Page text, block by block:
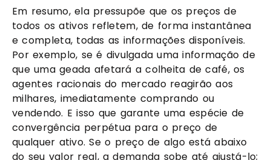
Em resumo, ela pressupõe que os preços de
todos os ativos refletem, de forma instantânea
e completa, todas as informações disponíveis.
Por exemplo, se é divulgada uma informação de
que uma geada afetará a colheita de café, os
agentes racionais do mercado reagirão aos
milhares, imediatamente comprando ou
vendendo. E isso que garante uma espécie de
convergência perpétua para o preço de
qualquer ativo. Se o preço de algo está abaixo
do seu valor real, a demanda sobe até ajustá-lo;